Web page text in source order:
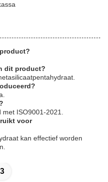
dit product?
ISO9001-2021.
voor
kan effectief worden